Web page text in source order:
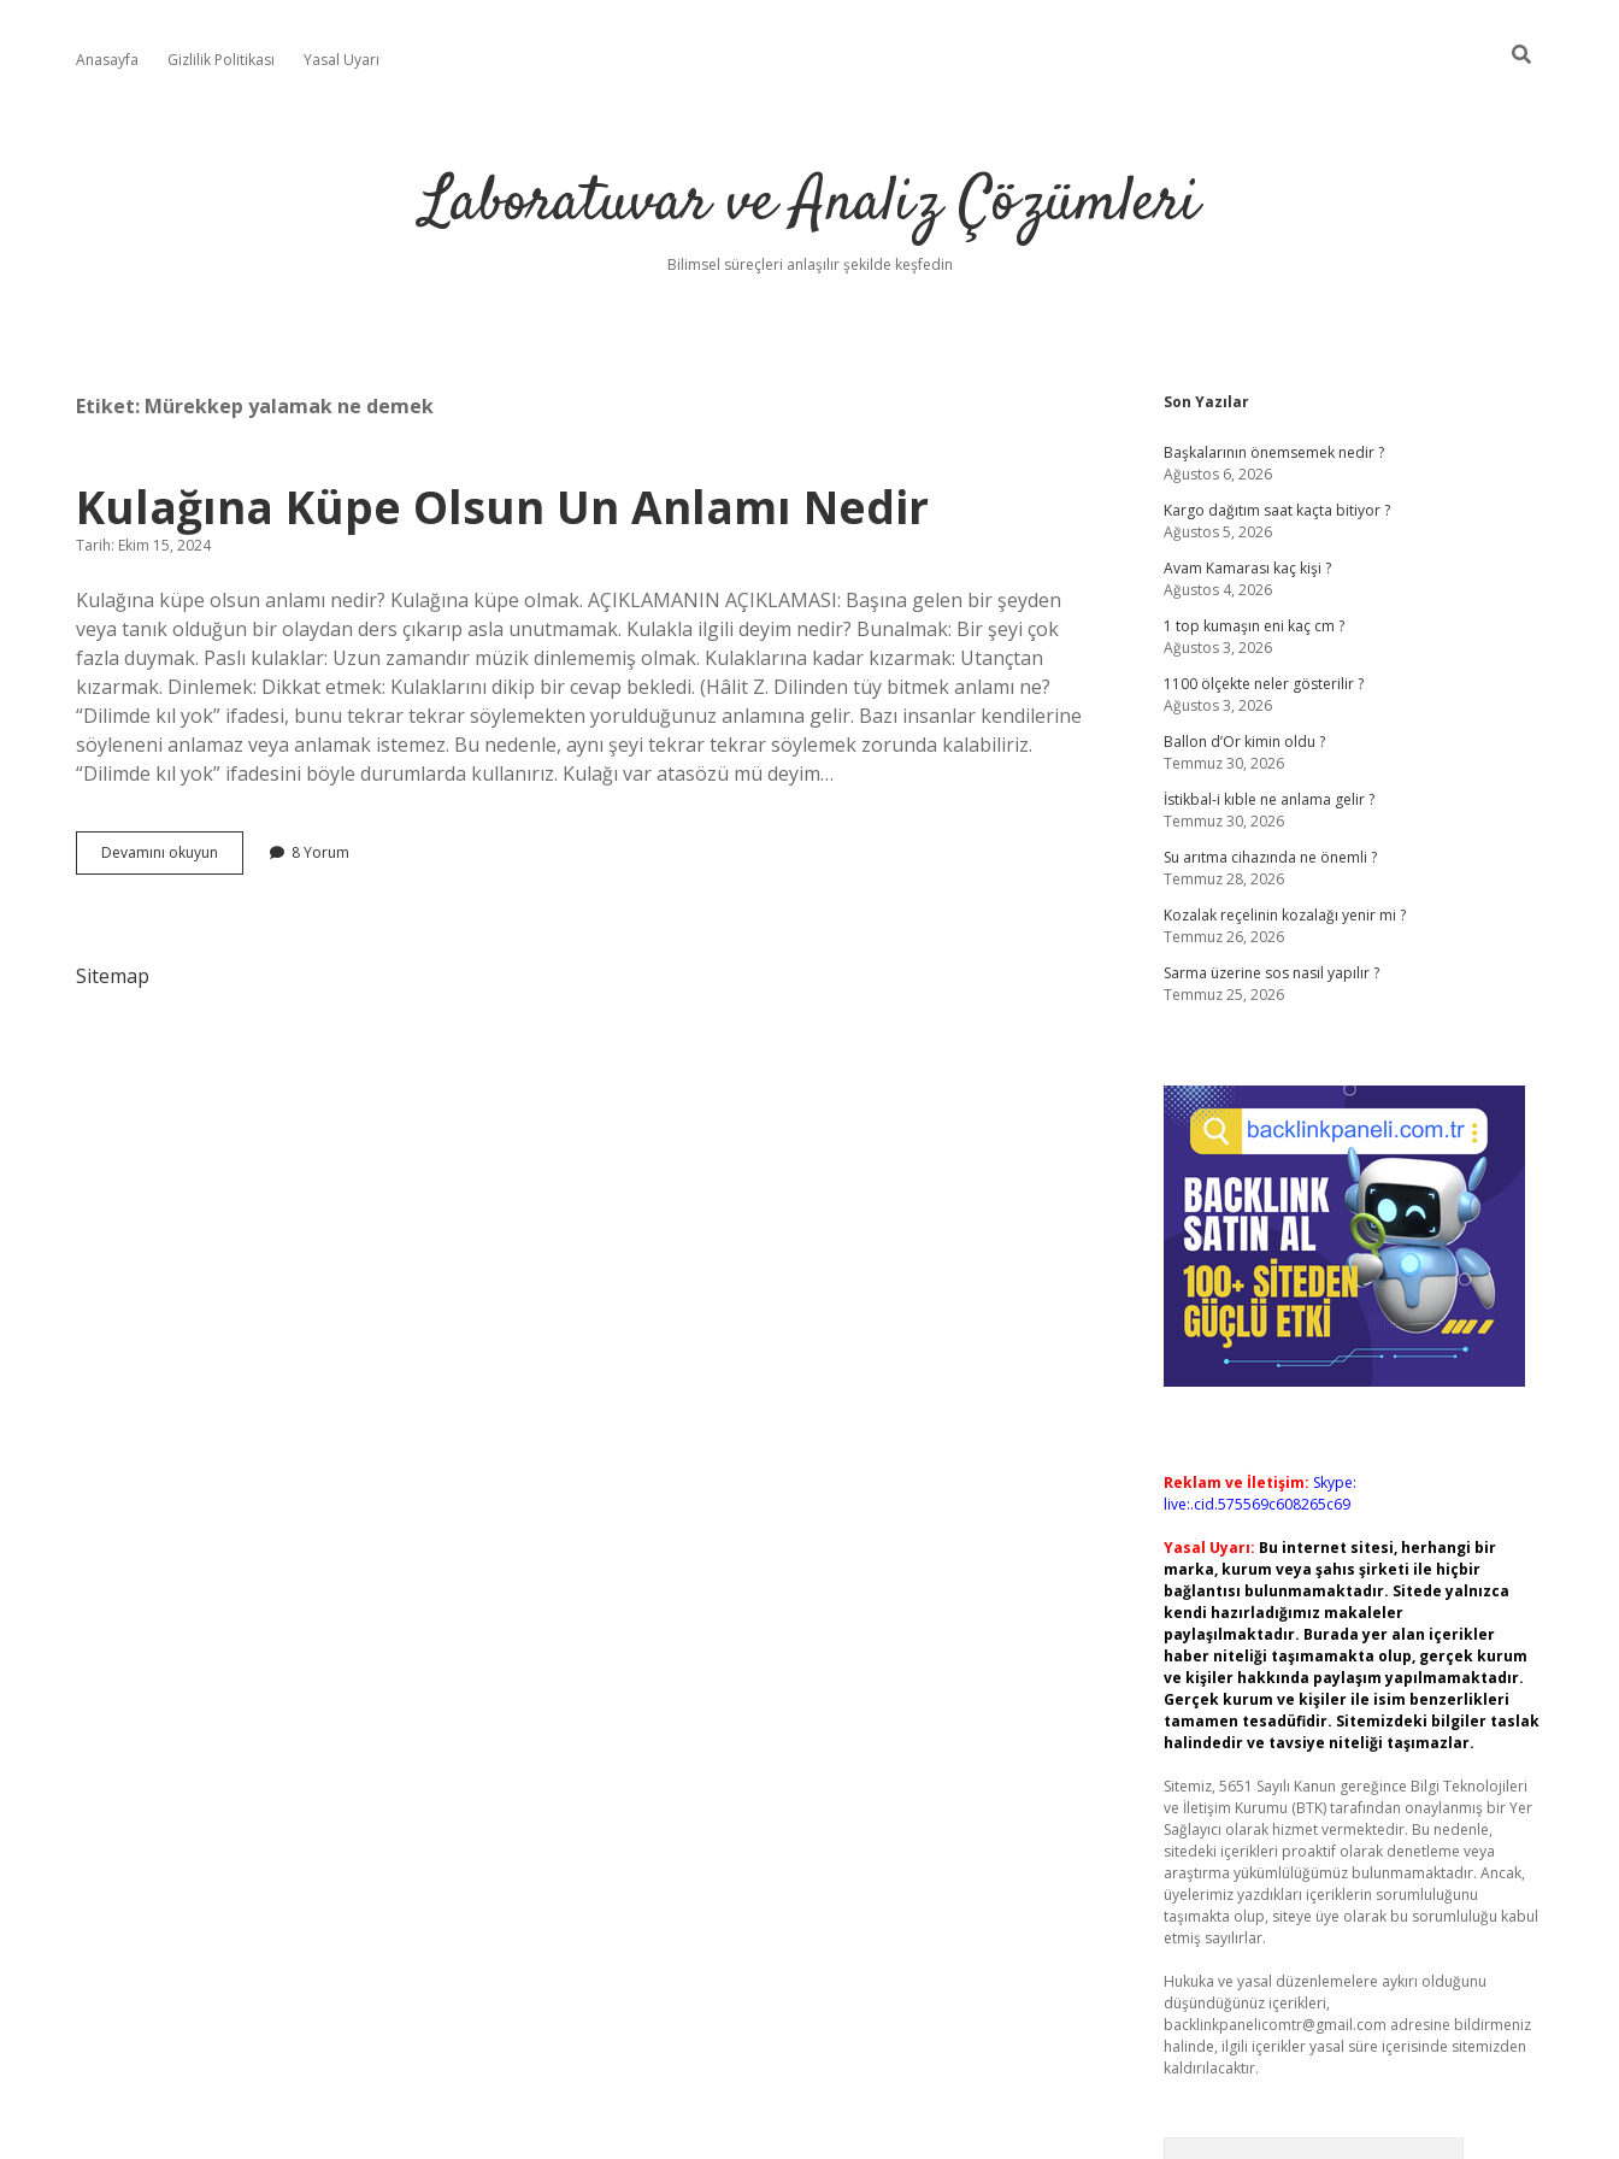
Anasayfa Gizlilik Politikası Yasal Uyarı
Laboratuvar ve Analiz Çözümleri
Bilimsel süreçleri anlaşılır şekilde keşfedin
Etiket: Mürekkep yalamak ne demek
Kulağına Küpe Olsun Un Anlamı Nedir
Tarih: Ekim 15, 2024
Kulağına küpe olsun anlamı nedir? Kulağına küpe olmak. AÇIKLAMANIN AÇIKLAMASI: Başına gelen bir şeyden
veya tanık olduğun bir olaydan ders çıkarıp asla unutmamak. Kulakla ilgili deyim nedir? Bunalmak: Bir şeyi çok
fazla duymak. Paslı kulaklar: Uzun zamandır müzik dinlememiş olmak. Kulaklarına kadar kızarmak: Utançtan
kızarmak. Dinlemek: Dikkat etmek: Kulaklarını dikip bir cevap bekledi. (Hâlit Z. Dilinden tüy bitmek anlamı ne?
“Dilimde kıl yok” ifadesi, bunu tekrar tekrar söylemekten yorulduğunuz anlamına gelir. Bazı insanlar kendilerine
söyleneni anlamaz veya anlamak istemez. Bu nedenle, aynı şeyi tekrar tekrar söylemek zorunda kalabiliriz.
“Dilimde kıl yok” ifadesini böyle durumlarda kullanırız. Kulağı var atasözü mü deyim…
Devamını okuyun Kulağına
Küpe
8 Yorum
Sitemap
Sidebar
Son Yazılar
Başkalarının önemsemek nedir ?
Ağustos 6, 2026
Kargo dağıtım saat kaçta bitiyor ?
Ağustos 5, 2026
Avam Kamarası kaç kişi ?
Ağustos 4, 2026
1 top kumaşın eni kaç cm ?
Ağustos 3, 2026
1100 ölçekte neler gösterilir ?
Ağustos 3, 2026
Ballon d’Or kimin oldu ?
Temmuz 30, 2026
İstikbal-i kıble ne anlama gelir ?
Temmuz 30, 2026
Su arıtma cihazında ne önemli ?
Temmuz 28, 2026
Kozalak reçelinin kozalağı yenir mi ?
Temmuz 26, 2026
Sarma üzerine sos nasıl yapılır ?
Temmuz 25, 2026
Reklam ve İletişim: Skype:
live:.cid.575569c608265c69
Yasal Uyarı: Bu internet sitesi, herhangi bir
marka, kurum veya şahıs şirketi ile hiçbir
bağlantısı bulunmamaktadır. Sitede yalnızca
kendi hazırladığımız makaleler
paylaşılmaktadır. Burada yer alan içerikler
haber niteliği taşımamakta olup, gerçek kurum
ve kişiler hakkında paylaşım yapılmamaktadır.
Gerçek kurum ve kişiler ile isim benzerlikleri
tamamen tesadüfidir. Sitemizdeki bilgiler taslak
halindedir ve tavsiye niteliği taşımazlar.
Sitemiz, 5651 Sayılı Kanun gereğince Bilgi Teknolojileri
ve İletişim Kurumu (BTK) tarafından onaylanmış bir Yer
Sağlayıcı olarak hizmet vermektedir. Bu nedenle,
sitedeki içerikleri proaktif olarak denetleme veya
araştırma yükümlülüğümüz bulunmamaktadır. Ancak,
üyelerimiz yazdıkları içeriklerin sorumluluğunu
taşımakta olup, siteye üye olarak bu sorumluluğu kabul
etmiş sayılırlar.
Hukuka ve yasal düzenlemelere aykırı olduğunu
düşündüğünüz içerikleri,
backlinkpanelicomtr@gmail.com adresine bildirmeniz
halinde, ilgili içerikler yasal süre içerisinde sitemizden
kaldırılacaktır.